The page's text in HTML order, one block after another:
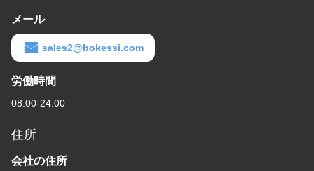
メール
sales2@bokessi.com
労働時間
08:00-24:00
住所
会社の住所